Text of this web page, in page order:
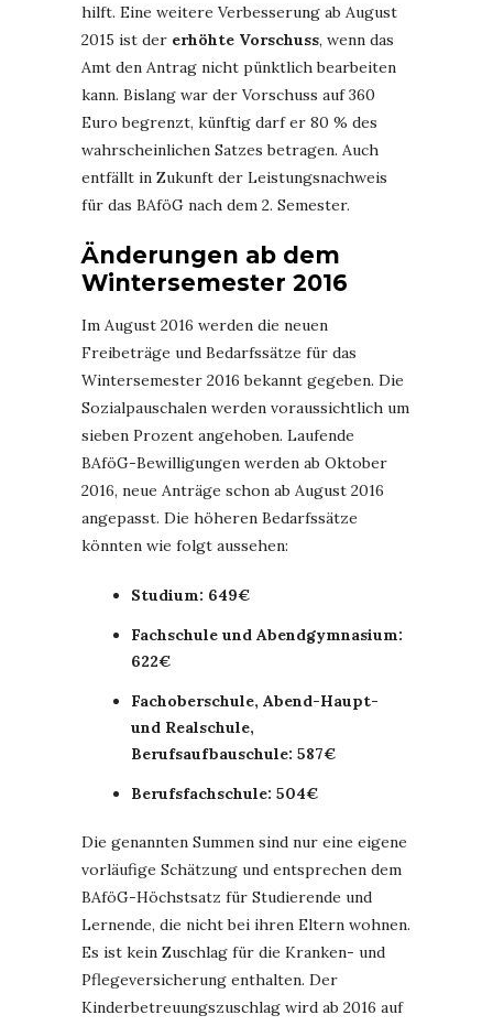
hilft. Eine weitere Verbesserung ab August
2015 ist der erhöhte Vorschuss, wenn das
Amt den Antrag nicht pünktlich bearbeiten
kann. Bislang war der Vorschuss auf 360
Euro begrenzt, künftig darf er 80 % des
wahrscheinlichen Satzes betragen. Auch
entfällt in Zukunft der Leistungsnachweis
für das BAföG nach dem 2. Semester.
Änderungen ab dem
Wintersemester 2016
Im August 2016 werden die neuen
Freibeträge und Bedarfssätze für das
Wintersemester 2016 bekannt gegeben. Die
Sozialpauschalen werden voraussichtlich um
sieben Prozent angehoben. Laufende
BAföG-Bewilligungen werden ab Oktober
2016, neue Anträge schon ab August 2016
angepasst. Die höheren Bedarfssätze
könnten wie folgt aussehen:
Studium: 649€
Fachschule und Abendgymnasium:
622€
Fachoberschule, Abend-Haupt-
und Realschule,
Berufsaufbauschule: 587€
Berufsfachschule: 504€
Die genannten Summen sind nur eine eigene
vorläufige Schätzung und entsprechen dem
BAföG-Höchstsatz für Studierende und
Lernende, die nicht bei ihren Eltern wohnen.
Es ist kein Zuschlag für die Kranken- und
Pflegeversicherung enthalten. Der
Kinderbetreuungszuschlag wird ab 2016 auf